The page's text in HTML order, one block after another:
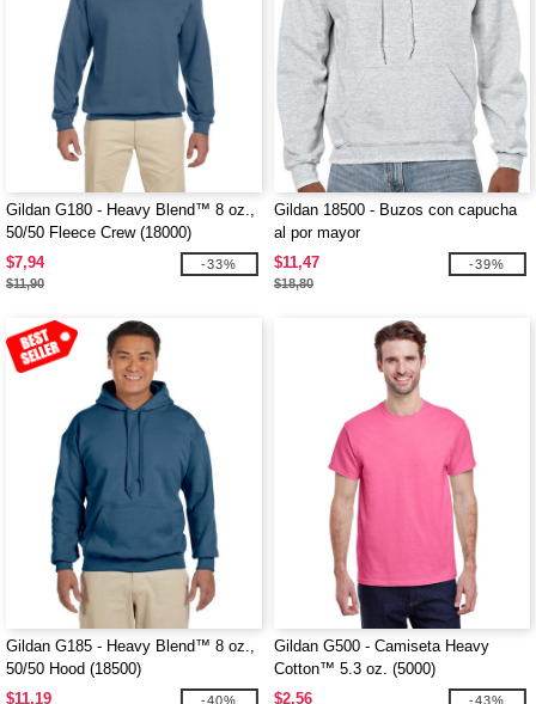
Gildan G180 - Heavy Blend™ 8 oz.,
50/50 Fleece Crew (18000)
$7,94
$11,90
-33%
Gildan 18500 - Buzos con capucha
al por mayor
$11,47
$18,80
-39%
Gildan G185 - Heavy Blend™ 8 oz.,
50/50 Hood (18500)
$11,19
-40%
Gildan G500 - Camiseta Heavy
Cotton™ 5.3 oz. (5000)
$2,56
-43%